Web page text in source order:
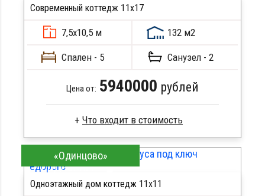
Стропила, балки 50х200 мм
Метизы, саморезы, гвозди
Сборка на березовые нагеля, джут
Металлические сваи 108 диаметр
ПОДРОБНЕЕ
Современный коттедж 11х17
7,5х10,5 м 132 м2
Спален - 5 Санузел - 2
Цена от: 5940000 рублей
Брус естественной влажности
Стропила, балки 50х200 мм
Кровля металлочерепица
Метизы, саморезы, гвозди
ПОДРОБНЕЕ
«Одинцово»
Одноэтажный дом коттедж 11х11